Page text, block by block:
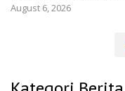
August 6, 2026